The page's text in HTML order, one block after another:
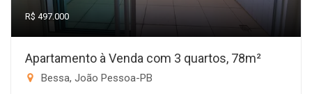
R$ 497.000
Apartamento à Venda com 3 quartos, 78m²
Bessa, João Pessoa-PB